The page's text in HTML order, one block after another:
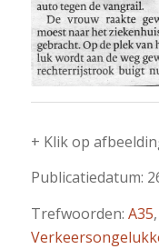
+ Klik op
Publicatiedatum:
Trefwoorden: A35,